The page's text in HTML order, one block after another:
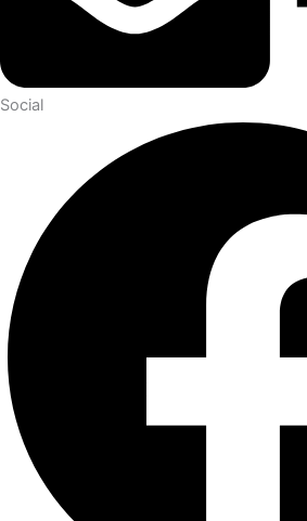
Social